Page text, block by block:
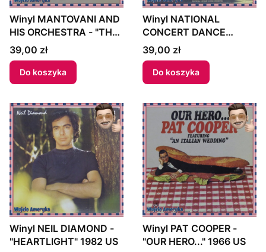
Winyl MANTOVANI AND
HIS ORCHESTRA - "THE
MANTOVANI TOUCH"
1968 US
Cena
39,00 zł
Do koszyka
Winyl NATIONAL
CONCERT DANCE
ORCHESTRA -
"SELECTIONS FROM
SHOW BOAT AND
OTHER HITS" US
Cena
39,00 zł
Do koszyka
Winyl NEIL DIAMOND -
"HEARTLIGHT" 1982 US
Winyl PAT COOPER -
"OUR HERO..." 1966 US